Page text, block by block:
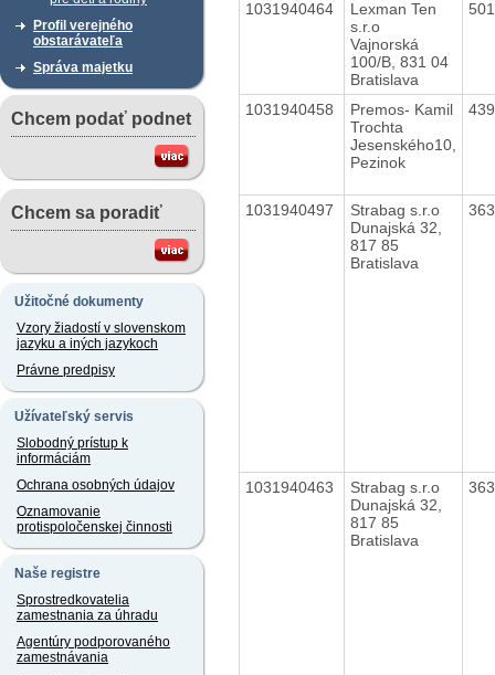
Profil verejného
obstarávateľa
Správa majetku
Chcem podať podnet
Chcem sa poradiť
Užitočné dokumenty
Vzory žiadostí v slovenskom
jazyku a iných jazykoch
Právne predpisy
Užívateľský servis
Slobodný prístup k
informáciám
Ochrana osobných údajov
Oznamovanie
protispoločenskej činnosti
Naše registre
Sprostredkovatelia
zamestnania za úhradu
Agentúry podporovaného
zamestnávania
1031940464
Lexman Ten
s.r.o
Vajnorská
100/B, 831 04
Bratislava
1031940458
Premos- Kamil
Trochta
Jesenského10,
Pezinok
1031940497
Strabag s.r.o
Dunajská 32,
817 85
Bratislava
1031940463
Strabag s.r.o
Dunajská 32,
817 85
Bratislava